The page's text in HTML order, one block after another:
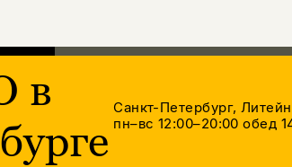
в
Санкт-Петербург,
пн–вс 12:00–20:00обед